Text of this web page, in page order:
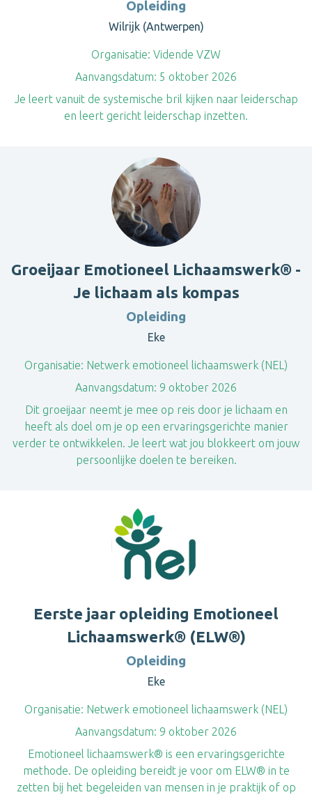
Opleiding
Wilrijk (Antwerpen)
Organisatie: Vidende VZW
Aanvangsdatum: 5 oktober 2026
Je leert vanuit de systemische bril kijken naar leiderschap
en leert gericht leiderschap inzetten.
Groeijaar Emotioneel Lichaamswerk® -
Je lichaam als kompas
Opleiding
Eke
Organisatie: Netwerk emotioneel lichaamswerk (NEL)
Aanvangsdatum: 9 oktober 2026
Dit groeijaar neemt je mee op reis door je lichaam en
heeft als doel om je op een ervaringsgerichte manier
verder te ontwikkelen. Je leert wat jou blokkeert om jouw
persoonlijke doelen te bereiken.
Eerste jaar opleiding Emotioneel
Lichaamswerk® (ELW®)
Opleiding
Eke
Organisatie: Netwerk emotioneel lichaamswerk (NEL)
Aanvangsdatum: 9 oktober 2026
​Emotioneel lichaamswerk® is een ervaringsgerichte
methode. De opleiding bereidt je voor om ELW® in te
zetten bij het begeleiden van mensen in je praktijk of op